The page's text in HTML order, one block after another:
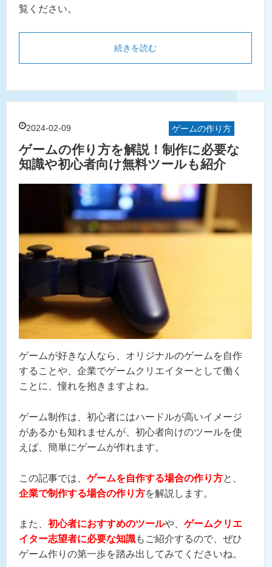
覧ください。
続きを読む
2024-02-09 ゲームの作り方
ゲームの作り方を解説！制作に必要な
知識や初心者向け無料ツールも紹介
ゲームが好きな人なら、オリジナルのゲームを自作
することや、企業でゲームクリエイターとして働く
ことに、憧れを抱きますよね。
ゲーム制作は、初心者にはハードルが高いイメージ
があるかも知れませんが、初心者向けのツールを使
えば、簡単にゲームが作れます。
この記事では、 ゲームを自作する場合の作り方と、
企業で制作する場合の作り方を解説します。
また、 初心者におすすめのツールや、 ゲームクリエ
イター志望者に必要な知識もご紹介するので、ぜひ
ゲーム作りの第一歩を踏み出してみてくださいね。